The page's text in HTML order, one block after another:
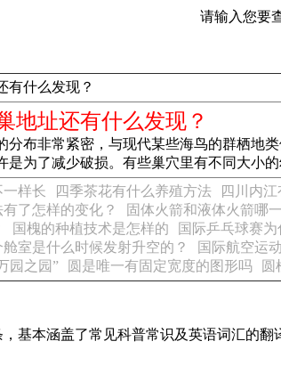
请输入您要
有什么发现？
地址还有什么发现？
分布非常紧密，与现代某些海鸟的群栖地
是为了减少破损。有些巢穴里有不同大小
一样长 四季茶花有什么养殖方法 四川内
了怎样的变化？
固体火箭和液体火箭哪
国槐的种植技术是怎样的 国际乒乓球赛
室是什么时候发射升空的？
国际航空运
园之园”
圆是唯一有固定宽度的图形吗 圆
基本涵盖了常见科普常识及英语词汇的翻